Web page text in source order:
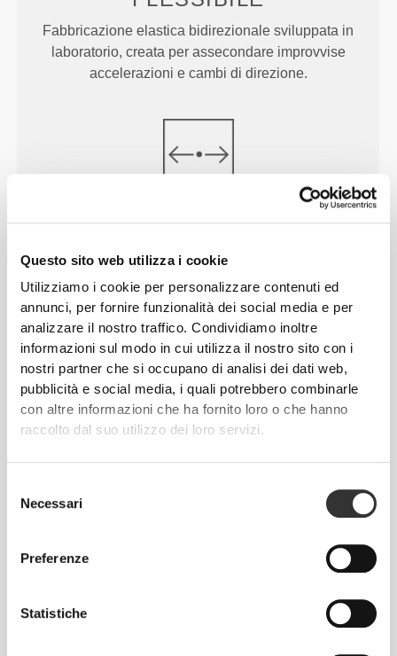
Questo sito web utilizza i cookie
Utilizziamo i cookie per personalizzare contenuti ed
annunci, per fornire funzionalità dei social media e per
analizzare il nostro traffico. Condividiamo inoltre
informazioni sul modo in cui utilizza il nostro sito con i
nostri partner che si occupano di analisi dei dati web,
pubblicità e social media, i quali potrebbero combinarle
con altre informazioni che ha fornito loro o che hanno
raccolto dal suo utilizzo dei loro servizi.
delNecessari
Preferenze
Statistiche
Fabbricazione elastica bidirezionale sviluppata in
laboratorio, creata per assecondare improvvise
accelerazioni e cambi di direzione.
PUNTOMEDIO
PIÙ DIQUANTO SEMBRI
TECNOLOGIA
REVOKNIT